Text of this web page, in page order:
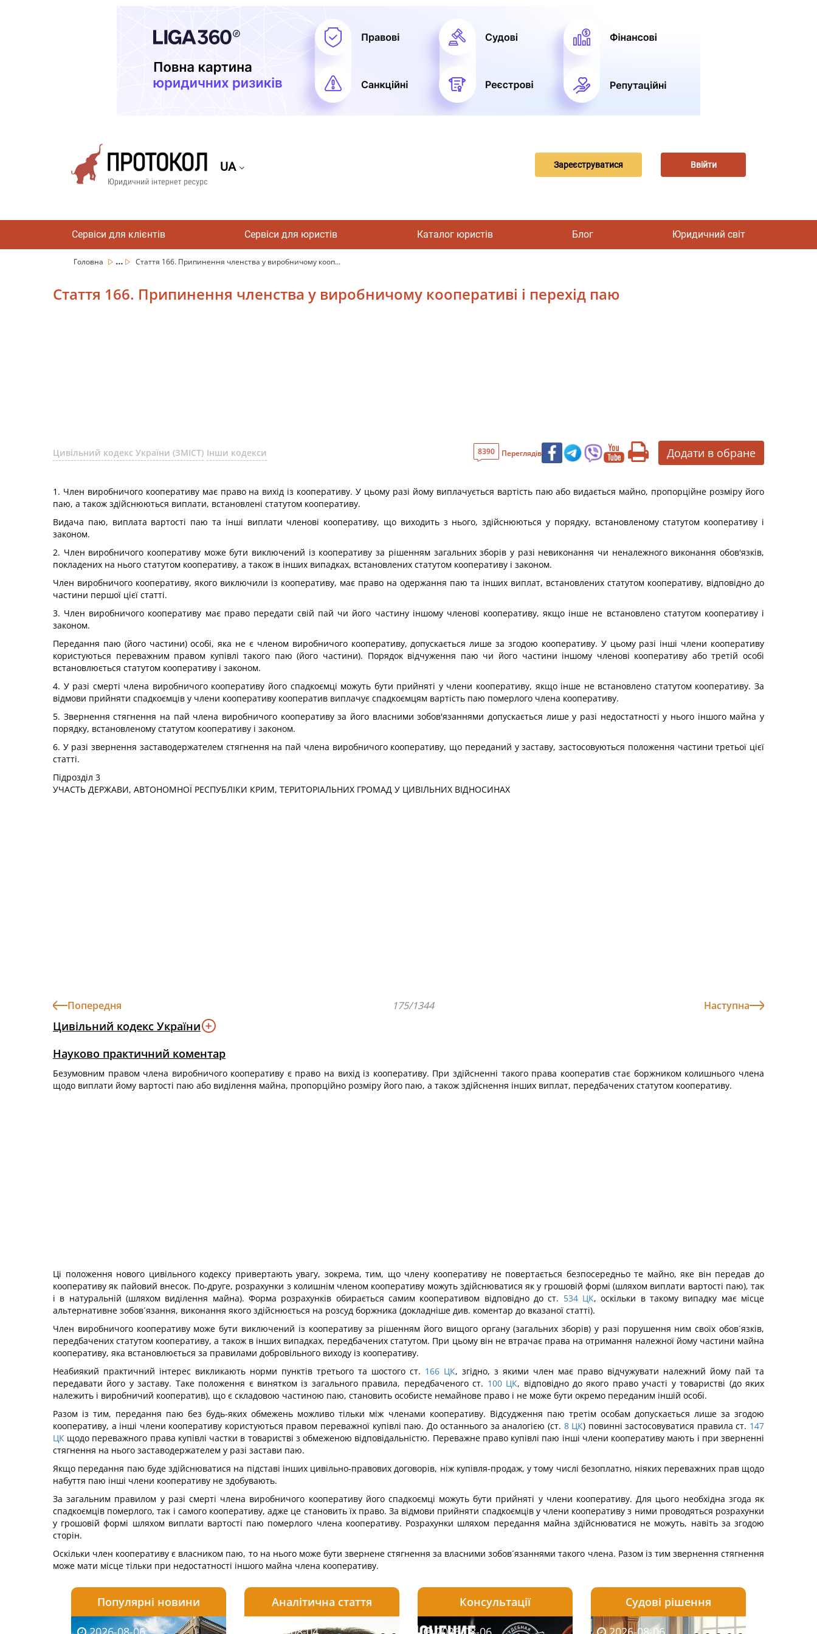
UA Зареєструватися Ввійти
Сервіси для клієнтів Сервіси для юристів Каталог юристів Блог Юридичний світ
Головна ... Стаття 166. Припинення членства у виробничому кооп...
Стаття 166. Припинення членства у виробничому кооперативі і перехід паю
Цивільний кодекс України (ЗМІСТ) Інши кодекси 8390 Переглядів Додати в обране
1. Член виробничого кооперативу має право на вихід із кооперативу. У цьому разі йому виплачується вартість паю або видається майно, пропорційне розміру його
паю, а також здійснюються виплати, встановлені статутом кооперативу.
Видача паю, виплата вартості паю та інші виплати членові кооперативу, що виходить з нього, здійснюються у порядку, встановленому статутом кооперативу і
законом.
2. Член виробничого кооперативу може бути виключений із кооперативу за рішенням загальних зборів у разі невиконання чи неналежного виконання обов'язків,
покладених на нього статутом кооперативу, а також в інших випадках, встановлених статутом кооперативу і законом.
Член виробничого кооперативу, якого виключили із кооперативу, має право на одержання паю та інших виплат, встановлених статутом кооперативу, відповідно до
частини першої цієї статті.
3. Член виробничого кооперативу має право передати свій пай чи його частину іншому членові кооперативу, якщо інше не встановлено статутом кооперативу і
законом.
Передання паю (його частини) особі, яка не є членом виробничого кооперативу, допускається лише за згодою кооперативу. У цьому разі інші члени кооперативу
користуються переважним правом купівлі такого паю (його частини). Порядок відчуження паю чи його частини іншому членові кооперативу або третій особі
встановлюється статутом кооперативу і законом.
4. У разі смерті члена виробничого кооперативу його спадкоємці можуть бути прийняті у члени кооперативу, якщо інше не встановлено статутом кооперативу. За
відмови прийняти спадкоємців у члени кооперативу кооператив виплачує спадкоємцям вартість паю померлого члена кооперативу.
5. Звернення стягнення на пай члена виробничого кооперативу за його власними зобов'язаннями допускається лише у разі недостатності у нього іншого майна у
порядку, встановленому статутом кооперативу і законом.
6. У разі звернення заставодержателем стягнення на пай члена виробничого кооперативу, що переданий у заставу, застосовуються положення частини третьої цієї
статті.
Підрозділ 3
УЧАСТЬ ДЕРЖАВИ, АВТОНОМНОЇ РЕСПУБЛІКИ КРИМ, ТЕРИТОРІАЛЬНИХ ГРОМАД У ЦИВІЛЬНИХ ВІДНОСИНАХ
Попередня 175/1344 Наступна
Цивільний кодекс України
Науково практичний коментар
Безумовним правом члена виробничого кооперативу є право на вихід із кооперативу. При здійсненні такого права кооператив стає боржником колишнього члена
щодо виплати йому вартості паю або виділення майна, пропорційно розміру його паю, а також здійснення інших виплат, передбачених статутом кооперативу.
Ці положення нового цивільного кодексу привертають увагу, зокрема, тим, що члену кооперативу не повертається безпосередньо те майно, яке він передав до
кооперативу як пайовий внесок. По-друге, розрахунки з колишнім членом кооперативу можуть здійснюватися як у грошовій формі (шляхом виплати вартості паю), так
і в натуральній (шляхом виділення майна). Форма розрахунків обирається самим кооперативом відповідно до ст. 534 ЦК, оскільки в такому випадку має місце
альтернативне зобов´язання, виконання якого здійснюється на розсуд боржника (докладніше див. коментар до вказаної статті).
Член виробничого кооперативу може бути виключений із кооперативу за рішенням його вищого органу (загальних зборів) у разі порушення ним своїх обов´язків,
передбачених статутом кооперативу, а також в інших випадках, передбачених статутом. При цьому він не втрачає права на отримання належної йому частини майна
кооперативу, яка встановлюється за правилами добровільного виходу із кооперативу.
Неабиякий практичний інтерес викликають норми пунктів третього та шостого ст. 166 ЦК, згідно, з якими член має право відчужувати належний йому пай та
передавати його у заставу. Таке положення є винятком із загального правила, передбаченого ст. 100 ЦК, відповідно до якого право участі у товаристві (до яких
належить і виробничий кооператив), що є складовою частиною паю, становить особисте немайнове право і не може бути окремо переданим іншій особі.
Разом із тим, передання паю без будь-яких обмежень можливо тільки між членами кооперативу. Відсудження паю третім особам допускається лише за згодою
кооперативу, а інші члени кооперативу користуються правом переважної купівлі паю. До останнього за аналогією (ст. 8 ЦК) повинні застосовуватися правила ст. 147
ЦК щодо переважного права купівлі частки в товаристві з обмеженою відповідальністю. Переважне право купівлі паю інші члени кооперативу мають і при зверненні
стягнення на нього заставодержателем у разі застави паю.
Якщо передання паю буде здійснюватися на підставі інших цивільно-правових договорів, ніж купівля-продаж, у тому числі безоплатно, ніяких переважних прав щодо
набуття паю інші члени кооперативу не здобувають.
За загальним правилом у разі смерті члена виробничого кооперативу його спадкоємці можуть бути прийняті у члени кооперативу. Для цього необхідна згода як
спадкоємців померлого, так і самого кооперативу, адже це становить їх право. За відмови прийняти спадкоємців у члени кооперативу з ними проводяться розрахунки
у грошовій формі шляхом виплати вартості паю померлого члена кооперативу. Розрахунки шляхом передання майна здійснюватися не можуть, навіть за згодою
сторін.
Оскільки член кооперативу є власником паю, то на нього може бути звернене стягнення за власними зобов´язаннями такого члена. Разом із тим звернення стягнення
може мати місце тільки при недостатності іншого майна члена кооперативу.
Популярні новини Аналітична стаття Консультації Судові рішення